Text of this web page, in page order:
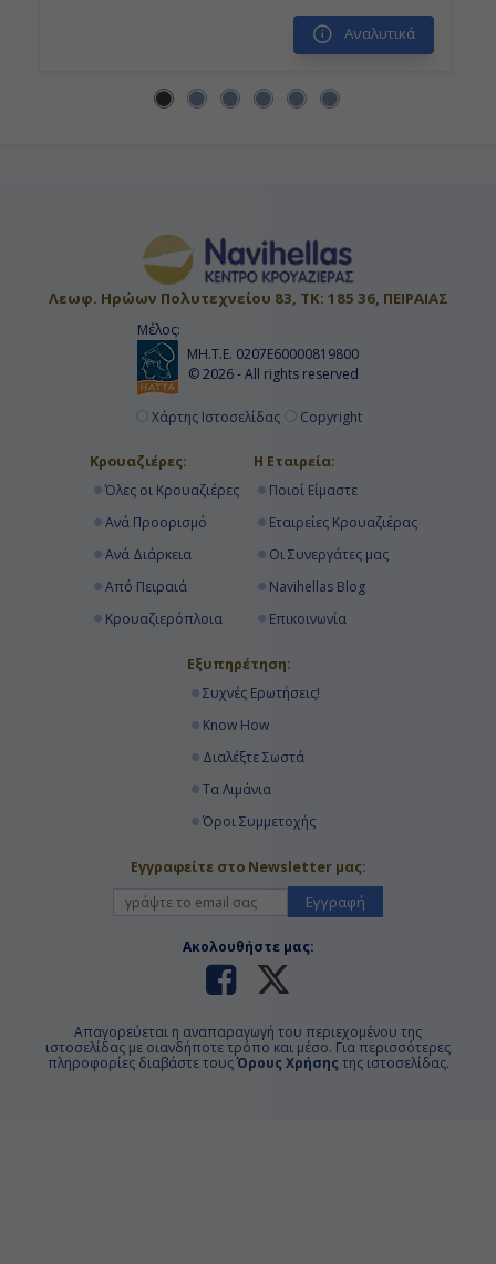
19:00
Αναλυτικά
Λεωφ. Ηρώων Πολυτεχνείου 83, ΤΚ: 185 36, ΠΕΙΡΑΙΑΣ
Μέλος:
ΜΗ.Τ.Ε. 0207Ε60000819800
© 2026 - All rights reserved
Χάρτης Ιστοσελίδας Copyright
Κρουαζιέρες:
Όλες οι Κρουαζιέρες
Ανά Προορισμό
Ανά Διάρκεια
Από Πειραιά
Κρουαζιερόπλοια
Η Εταιρεία:
Ποιοί Είμαστε
Εταιρείες Κρουαζιέρας
Οι Συνεργάτες μας
Navihellas Blog
Επικοινωνία
Εξυπηρέτηση:
Συχνές Ερωτήσεις!
Know How
Διαλέξτε Σωστά
Τα Λιμάνια
Όροι Συμμετοχής
Εγγραφείτε στο Newsletter μας:
Εγγραφή
Ακολουθήστε μας:
Απαγορεύεται η αναπαραγωγή του περιεχομένου της
ιστοσελίδας με οιανδήποτε τρόπο και μέσο. Για περισσότερες
πληροφορίες διαβάστε τουςΌρους Χρήσης της ιστοσελίδας.